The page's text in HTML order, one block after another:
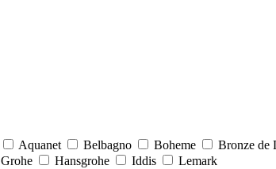
Aquanet Belbagno Boheme
Bronze de
Grohe Hansgrohe Iddis
Lemark